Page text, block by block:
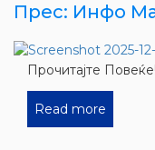
Прес: Инфо
Прочитајте
Read more